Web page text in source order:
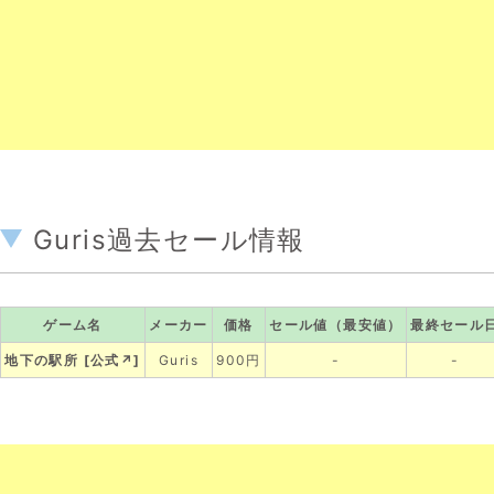
Guris過去セール情報
ゲーム名 メーカー 価格 セール値（最安値） 最終セール
地下の駅所 [公式↗] Guris 900円 - -